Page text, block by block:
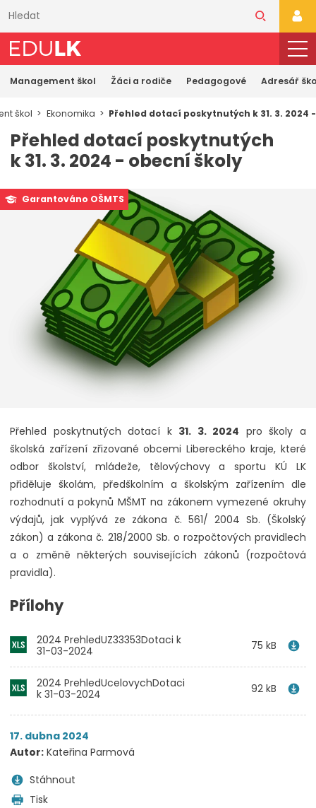
obsahu
Management škol Žáci a rodiče Pedagogové Adresář
škol Ekonomika Přehled dotací poskytnutých k 31. 3. 2024
Přehled dotací poskytnutých
k 31. 3. 2024 - obecní školy
Garantováno OŠMTS
Přehled poskytnutých dotací k 31. 3. 2024 pro školy a
školská zařízení zřizované obcemi Libereckého kraje, které
odbor školství, mládeže, tělovýchovy a sportu KÚ LK
přiděluje školám, předškolním a školským zařízením dle
rozhodnutí a pokynů MŠMT na zákonem vymezené okruhy
výdajů, jak vyplývá ze zákona č. 561/ 2004 Sb. (Školský
zákon) a zákona č. 218/2000 Sb. o rozpočtových pravidlech
a o změně některých souvisejících zákonů (rozpočtová
pravidla).
Přílohy
2024 PrehledUZ33353Dotaci k
31-03-2024
75 kB
2024 PrehledUcelovychDotaci
k 31-03-2024
92 kB
17. dubna 2024
Autor: Kateřina Parmová
Stáhnout
Tisk